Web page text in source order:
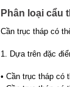
Phân loại cẩu
Cần trục tháp có
1. Dựa trên đặc
• Cần trục tháp có